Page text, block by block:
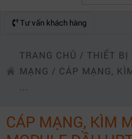
Tư vấn khách hàng
TRANG CHỦ / THIẾT BỊ
MẠNG / CÁP MẠNG,
...
CÁP MẠNG, KÌM